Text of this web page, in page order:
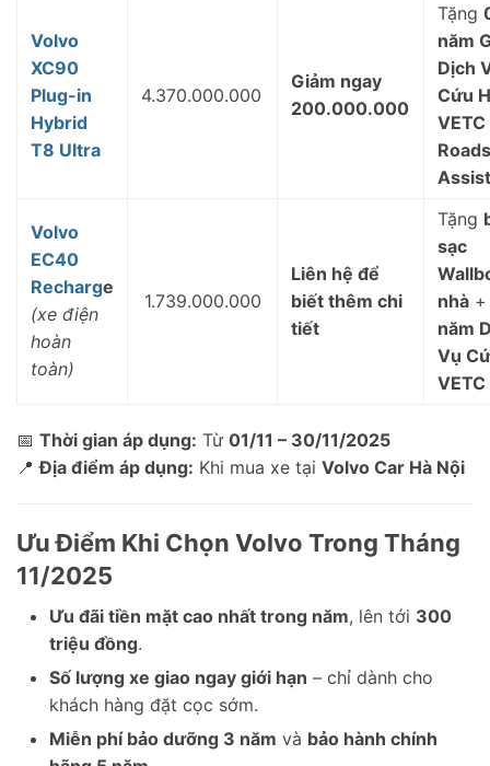
Volvo
XC90
Plug-in
Hybrid
T8 Ultra
4.370.000.000
Giảm ngay
200.000.000
Tặng
năm
Dịch
Cứu
VETC
Volvo
EC40
Recharge
(xe điện
hoàn
toàn)
1.739.000.000
Liên hệ để
biết thêm chi
tiết
Tặng
sạc
nhà
năm
Vụ
VETC
📅 Thời gian áp dụng: Từ 01/11 – 30/11/2025
📍Địa điểm áp dụng: Khi mua xe tại Volvo Car Hà Nội
Ưu Điểm Khi Chọn Volvo Trong Tháng
11/2025
Ưu đãi tiền mặt cao nhất trong năm, lên tới 300
triệu đồng.
Số lượng xe giao ngay giới hạn – chỉ dành cho
khách hàng đặt cọc sớm.
Miễn phí bảo dưỡng 3 năm và bảo hành chính